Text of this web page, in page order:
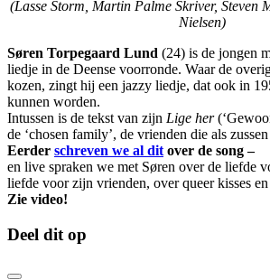
(Lasse Storm, Martin Palme Skriver, Steven
Nielsen)
Søren Torpegaard Lund (24) is de jongen
liedje in de Deense voorronde. Waar de
kozen, zingt hij een jazzy liedje, dat ook in
kunnen worden.
Intussen is de tekst van zijn Lige her
de ‘chosen family’, de vrienden die als
Eerder schreven we al dit over de song –
en live spraken we met Søren over de liefde
liefde voor zijn vrienden, over queer kisses
Zie video!
Deel dit op